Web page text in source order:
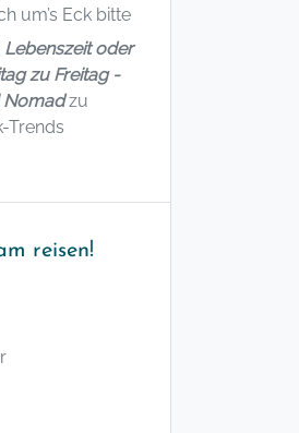
um’s Eck bitte
Lebenszeit oder
zu Freitag -
Nomadzu
Trends
reisen!